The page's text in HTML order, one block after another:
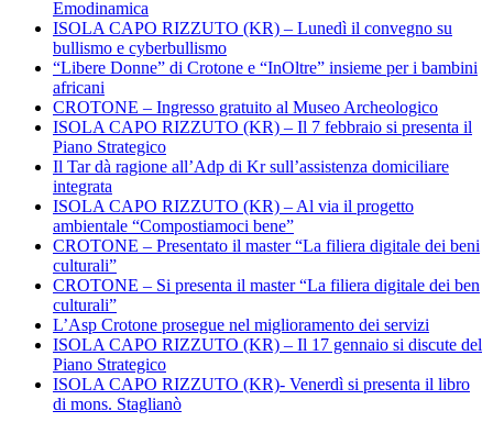
Emodinamica
ISOLA CAPO RIZZUTO (KR) – Lunedì il convegno su
bullismo e cyberbullismo
“Libere Donne” di Crotone e “InOltre” insieme per i bambini
africani
CROTONE – Ingresso gratuito al Museo Archeologico
ISOLA CAPO RIZZUTO (KR) – Il 7 febbraio si presenta il
Piano Strategico
Il Tar dà ragione all’Adp di Kr sull’assistenza domiciliare
integrata
ISOLA CAPO RIZZUTO (KR) – Al via il progetto
ambientale “Compostiamoci bene”
CROTONE – Presentato il master “La filiera digitale dei beni
culturali”
CROTONE – Si presenta il master “La filiera digitale dei ben
culturali”
L’Asp Crotone prosegue nel miglioramento dei servizi
ISOLA CAPO RIZZUTO (KR) – Il 17 gennaio si discute del
Piano Strategico
ISOLA CAPO RIZZUTO (KR)- Venerdì si presenta il libro
di mons. Staglianò